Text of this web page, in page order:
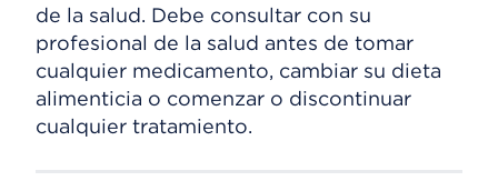
de la salud. Debe consultar con su
profesional de la salud antes de tomar
cualquier medicamento, cambiar su dieta
alimenticia o comenzar o discontinuar
cualquier tratamiento.